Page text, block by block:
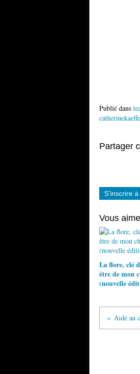
Publié dans
Partager
S'inscrire
Vous
La flore, clé
être de mon
(nouvelle
Aide au